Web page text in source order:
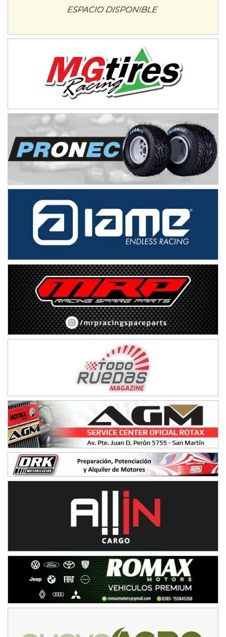
Ciudad de Avellaneda (Asfalto)
SUR SANTAFESINO - F4
José Samuel Sánchez (Tierra)
Rufino (Santa Fe)
Juan Navarro (Asfalto)
El Timbó (Tucumán)